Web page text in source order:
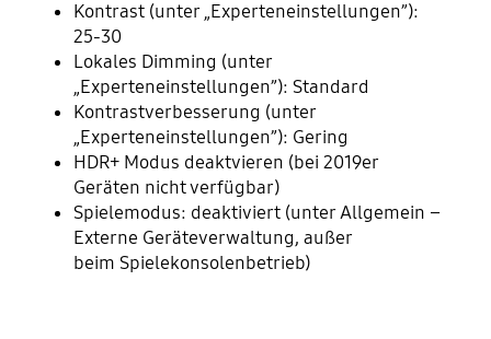
Kontrast (unter „Experteneinstellungen”):
25-30
Lokales Dimming (unter
„Experteneinstellungen”): Standard
Kontrastverbesserung (unter
„Experteneinstellungen”): Gering
HDR+ Modus deaktvieren (bei 2019er
Geräten nicht verfügbar)
Spielemodus: deaktiviert (unter Allgemein –
Externe Geräteverwaltung, außer
beim Spielekonsolenbetrieb)